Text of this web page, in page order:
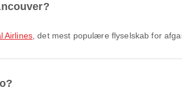
Airlines , det mest populære flyselskab for